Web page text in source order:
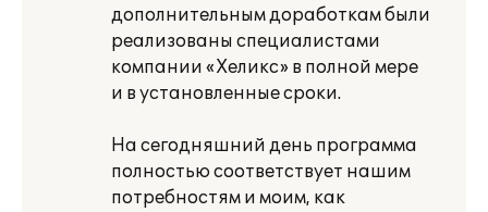
дополнительным доработкам были
реализованы специалистами
компании «Хеликс» в полной мере
и в установленные сроки.
На сегодняшний день программа
полностью соответствует нашим
потребностям и моим, как